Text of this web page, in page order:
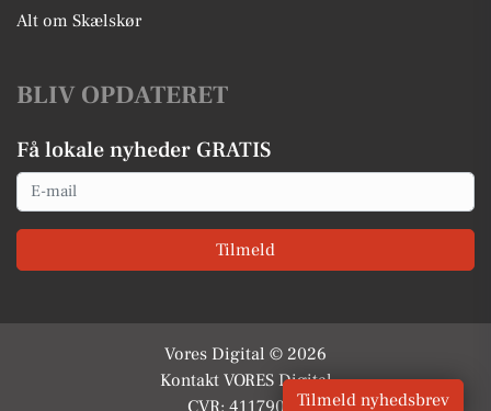
Alt om Skælskør
BLIV OPDATERET
Få lokale nyheder GRATIS
Email
Tilmeld
Vores Digital © 2026
Kontakt VORES Digital
CVR: 41179082Tilmeld nyhedsbrev